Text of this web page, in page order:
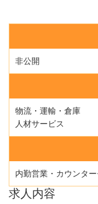
非公開
物流・運輸・倉庫
人材サービス
内勤営業・カウンタ
求人内容